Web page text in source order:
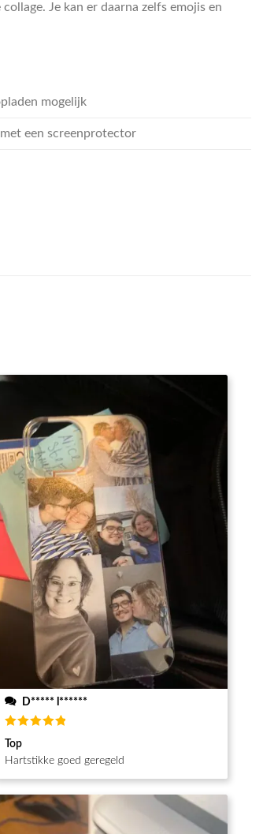
Je kan er daarna zelfs emojis en
mogelijk
met een screenprotector
D***** l******
Waardering
5uit 5
Top
Hartstikke goed geregeld